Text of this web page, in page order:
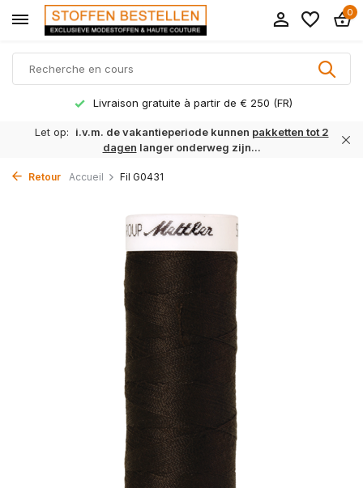
0
Livraison gratuite à partir de € 250 (FR)
Let op: i.v.m. de vakantieperiode kunnen pakketten tot 2
dagen langer onderweg zijn...
Retour Accueil Fil G0431